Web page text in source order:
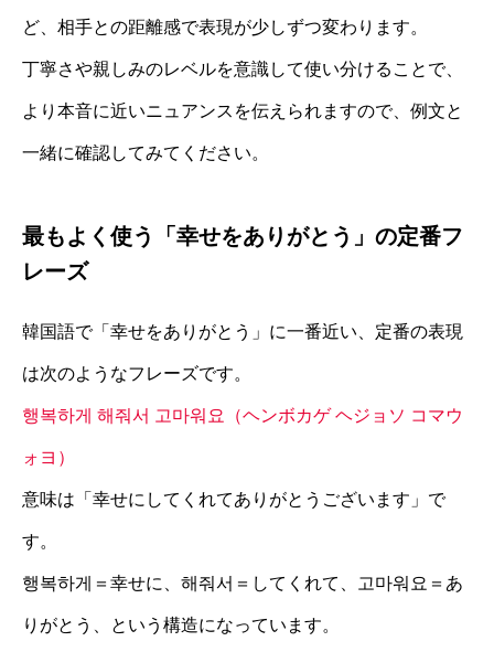
ど、相手との距離感で表現が少しずつ変わります。
丁寧さや親しみのレベルを意識して使い分けることで、
より本音に近いニュアンスを伝えられますので、例文と
一緒に確認してみてください。
最もよく使う「幸せをありがとう」の定番フ
レーズ
韓国語で「幸せをありがとう」に一番近い、定番の表現
は次のようなフレーズです。
행복하게 해줘서 고마워요（ヘンボカゲ ヘジョソ コマウ
ォヨ）
意味は「幸せにしてくれてありがとうございます」で
す。
행복하게＝幸せに、해줘서＝してくれて、고마워요＝あ
りがとう、という構造になっています。